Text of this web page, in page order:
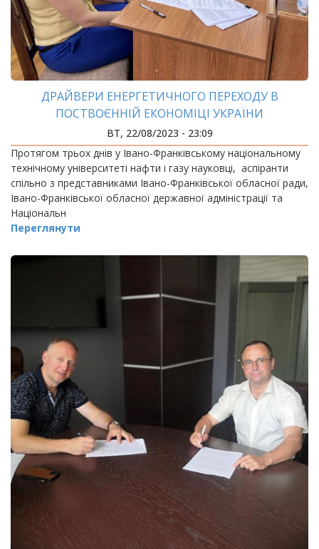
ДРАЙВЕРИ ЕНЕРГЕТИЧНОГО ПЕРЕХОДУ В
ПОСТВОЄННІЙ ЕКОНОМІЦІ УКРАЇНИ
ВТ, 22/08/2023 - 23:09
Протягом трьох днів у Івано-Франківському національному
технічному університеті нафти і газу науковці, аспіранти
спільно з представниками Івано-Франківської обласної ради,
Івано-Франківської обласної державної адміністрації та
Національн
Переглянути